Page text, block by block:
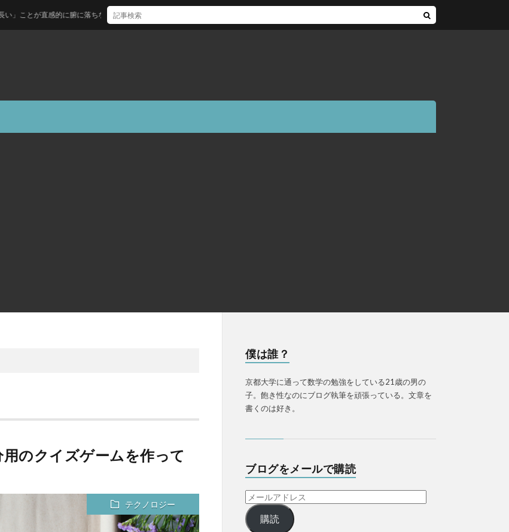
が直感的に腑に落ちない人へ
のクイズゲームを作って
テクノロジー
僕は誰？
京都大学に通って数学の勉強をしている21歳の男の
子。飽き性なのにブログ執筆を頑張っている。文章を
書くのは好き。
ブログをメールで購読
購読